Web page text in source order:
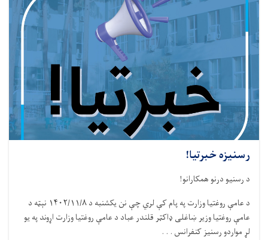
رسنیزه خبرتیا!
د رسنیو درنو همکارانو!
د عامې روغتیا وزارت په پام کې لري چې نن يکشنبه د ۱۴۰۲/۱۱/۸ نېټه د
عامې روغتيا وزير ښاغلی ډاکټر قلندر عباد د عامې روغتيا وزارت اړوند په يو
لړ مواردو رسنيز کنفرانس . . .